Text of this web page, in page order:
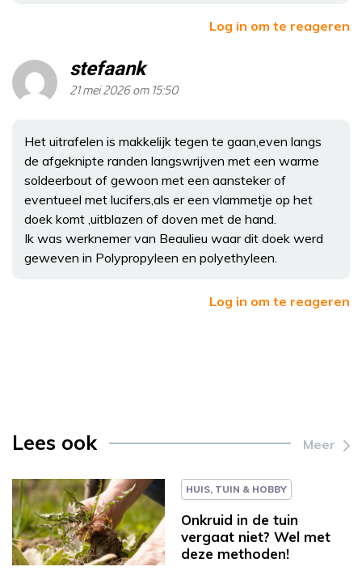
Log in om te reageren
stefaank
21 mei 2026 om 15:50
Het uitrafelen is makkelijk tegen te gaan,even langs
de afgeknipte randen langswrijven met een warme
soldeerbout of gewoon met een aansteker of
eventueel met lucifers,als er een vlammetje op het
doek komt ,uitblazen of doven met de hand.
Ik was werknemer van Beaulieu waar dit doek werd
geweven in Polypropyleen en polyethyleen.
Log in om te reageren
Lees ook Meer
HUIS, TUIN & HOBBY
Onkruid in de tuin
vergaat niet? Wel met
deze methoden!